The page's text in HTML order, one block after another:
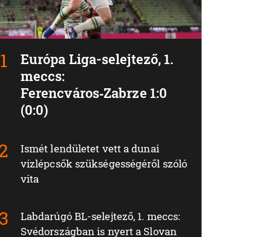
Európa Liga-selejtező, 1.
meccs:
Ferencváros‑Zabrze 1:0
(0:0)
Ismét lendületet vett a dunai
vízlépcsők szükségességéről szóló
vita
Labdarúgó BL-selejtező, 1. meccs:
Svédországban is nyert a Slovan